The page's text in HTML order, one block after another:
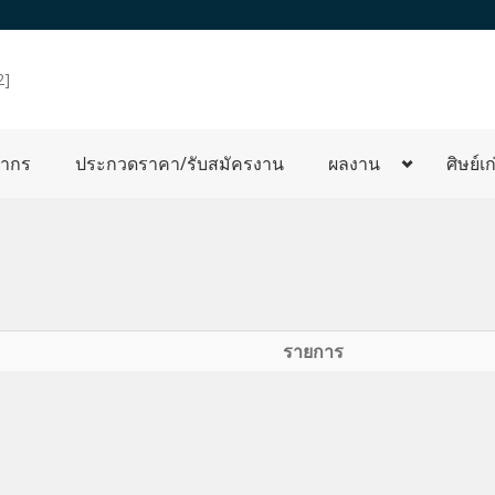
กร ประกวดราคา/รับสมัครงาน ผลงาน ศิษย์เ
รายการ